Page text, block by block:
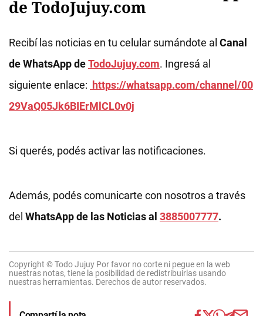
de TodoJujuy.com
Recibí las noticias en tu celular sumándote al Canal
de WhatsApp deTodoJujuy.com. Ingresá al
siguiente enlace: https://whatsapp.com/channel/00
29VaQ05Jk6BIErMlCL0v0j
Si querés, podés activar las notificaciones.
Además, podés comunicarte con nosotros a través
del WhatsApp de las Noticias al 3885007777.
Copyright © Todo Jujuy Por favor no corte ni pegue en la web
nuestras notas, tiene la posibilidad de redistribuirlas usando
nuestras herramientas. Derechos de autor reservados.